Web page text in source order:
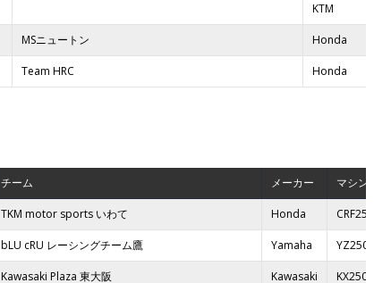
KTM
MSニュートン Honda
Team HRC Honda
チーム メーカー マシン
TKM motor sports いわて Honda CRF250R
bLU cRU レーシングチーム鷹 Yamaha YZ250F
Kawasaki Plaza 東大阪 Kawasaki KX250